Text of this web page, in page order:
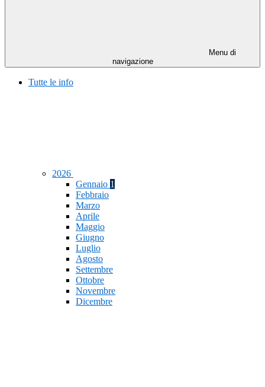
Menu di
navigazione
Tutte le info
2026
Gennaio 1
Febbraio
Marzo
Aprile
Maggio
Giugno
Luglio
Agosto
Settembre
Ottobre
Novembre
Dicembre